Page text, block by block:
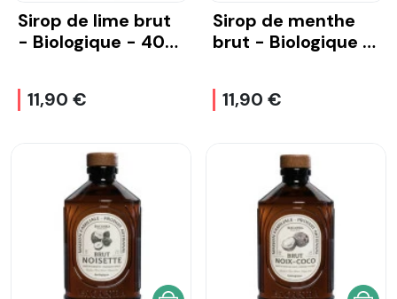
Sirop de lime brut
- Biologique - 400
11,90 €
Sirop de menthe
brut - Biologique -
11,90 €